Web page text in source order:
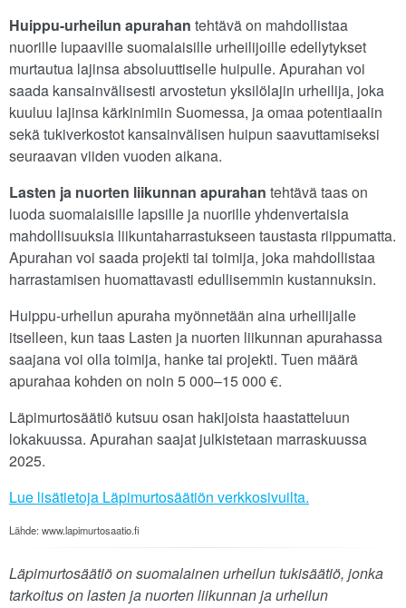
Huippu-urheilun apurahan tehtävä on mahdollistaa
nuorille lupaaville suomalaisille urheilijoille edellytykset
murtautua lajinsa absoluuttiselle huipulle. Apurahan voi
saada kansainvälisesti arvostetun yksilölajin urheilija, joka
kuuluu lajinsa kärkinimiin Suomessa, ja omaa potentiaalin
sekä tukiverkostot kansainvälisen huipun saavuttamiseksi
seuraavan viiden vuoden aikana.
Lasten ja nuorten liikunnan apurahan tehtävä taas on
luoda suomalaisille lapsille ja nuorille yhdenvertaisia
mahdollisuuksia liikuntaharrastukseen taustasta riippumatta.
Apurahan voi saada projekti tai toimija, joka mahdollistaa
harrastamisen huomattavasti edullisemmin kustannuksin.
Huippu-urheilun apuraha myönnetään aina urheilijalle
itselleen, kun taas Lasten ja nuorten liikunnan apurahassa
saajana voi olla toimija, hanke tai projekti. Tuen määrä
apurahaa kohden on noin 5 000–15 000 €.
Läpimurtosäätiö kutsuu osan hakijoista haastatteluun
lokakuussa. Apurahan saajat julkistetaan marraskuussa
2025.
Lue lisätietoja Läpimurtosäätiön verkkosivuilta.
Lähde: www.lapimurtosaatio.fi
Läpimurtosäätiö on suomalainen urheilun tukisäätiö, jonka
tarkoitus on lasten ja nuorten liikunnan ja urheilun